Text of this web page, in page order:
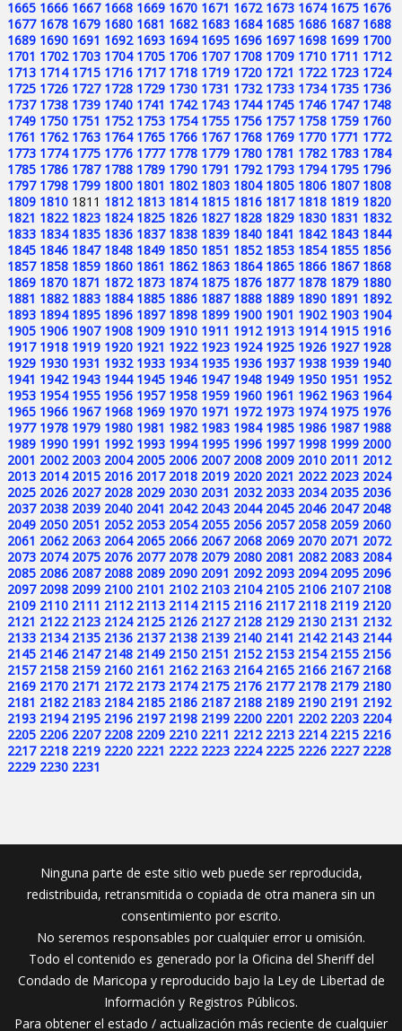
1665 1666 1667 1668 1669 1670 1671 1672 1673 1674 1675 1676
1677 1678 1679 1680 1681 1682 1683 1684 1685 1686 1687 1688
1689 1690 1691 1692 1693 1694 1695 1696 1697 1698 1699 1700
1701 1702 1703 1704 1705 1706 1707 1708 1709 1710 1711 1712
1713 1714 1715 1716 1717 1718 1719 1720 1721 1722 1723 1724
1725 1726 1727 1728 1729 1730 1731 1732 1733 1734 1735 1736
1737 1738 1739 1740 1741 1742 1743 1744 1745 1746 1747 1748
1749 1750 1751 1752 1753 1754 1755 1756 1757 1758 1759 1760
1761 1762 1763 1764 1765 1766 1767 1768 1769 1770 1771 1772
1773 1774 1775 1776 1777 1778 1779 1780 1781 1782 1783 1784
1785 1786 1787 1788 1789 1790 1791 1792 1793 1794 1795 1796
1797 1798 1799 1800 1801 1802 1803 1804 1805 1806 1807 1808
1809 1810 1811 1812 1813 1814 1815 1816 1817 1818 1819 1820
1821 1822 1823 1824 1825 1826 1827 1828 1829 1830 1831 1832
1833 1834 1835 1836 1837 1838 1839 1840 1841 1842 1843 1844
1845 1846 1847 1848 1849 1850 1851 1852 1853 1854 1855 1856
1857 1858 1859 1860 1861 1862 1863 1864 1865 1866 1867 1868
1869 1870 1871 1872 1873 1874 1875 1876 1877 1878 1879 1880
1881 1882 1883 1884 1885 1886 1887 1888 1889 1890 1891 1892
1893 1894 1895 1896 1897 1898 1899 1900 1901 1902 1903 1904
1905 1906 1907 1908 1909 1910 1911 1912 1913 1914 1915 1916
1917 1918 1919 1920 1921 1922 1923 1924 1925 1926 1927 1928
1929 1930 1931 1932 1933 1934 1935 1936 1937 1938 1939 1940
1941 1942 1943 1944 1945 1946 1947 1948 1949 1950 1951 1952
1953 1954 1955 1956 1957 1958 1959 1960 1961 1962 1963 1964
1965 1966 1967 1968 1969 1970 1971 1972 1973 1974 1975 1976
1977 1978 1979 1980 1981 1982 1983 1984 1985 1986 1987 1988
1989 1990 1991 1992 1993 1994 1995 1996 1997 1998 1999 2000
2001 2002 2003 2004 2005 2006 2007 2008 2009 2010 2011 2012
2013 2014 2015 2016 2017 2018 2019 2020 2021 2022 2023 2024
2025 2026 2027 2028 2029 2030 2031 2032 2033 2034 2035 2036
2037 2038 2039 2040 2041 2042 2043 2044 2045 2046 2047 2048
2049 2050 2051 2052 2053 2054 2055 2056 2057 2058 2059 2060
2061 2062 2063 2064 2065 2066 2067 2068 2069 2070 2071 2072
2073 2074 2075 2076 2077 2078 2079 2080 2081 2082 2083 2084
2085 2086 2087 2088 2089 2090 2091 2092 2093 2094 2095 2096
2097 2098 2099 2100 2101 2102 2103 2104 2105 2106 2107 2108
2109 2110 2111 2112 2113 2114 2115 2116 2117 2118 2119 2120
2121 2122 2123 2124 2125 2126 2127 2128 2129 2130 2131 2132
2133 2134 2135 2136 2137 2138 2139 2140 2141 2142 2143 2144
2145 2146 2147 2148 2149 2150 2151 2152 2153 2154 2155 2156
2157 2158 2159 2160 2161 2162 2163 2164 2165 2166 2167 2168
2169 2170 2171 2172 2173 2174 2175 2176 2177 2178 2179 2180
2181 2182 2183 2184 2185 2186 2187 2188 2189 2190 2191 2192
2193 2194 2195 2196 2197 2198 2199 2200 2201 2202 2203 2204
2205 2206 2207 2208 2209 2210 2211 2212 2213 2214 2215 2216
2217 2218 2219 2220 2221 2222 2223 2224 2225 2226 2227 2228
2229 2230 2231
Ninguna parte de este sitio web puede ser reproducida,
redistribuida, retransmitida o copiada de otra manera sin un
consentimiento por escrito.
No seremos responsables por cualquier error u omisión.
Todo el contenido es generado por la Oficina del Sheriff del
Condado de Maricopa y reproducido bajo la Ley de Libertad de
Información y Registros Públicos.
Para obtener el estado / actualización más reciente de cualquier